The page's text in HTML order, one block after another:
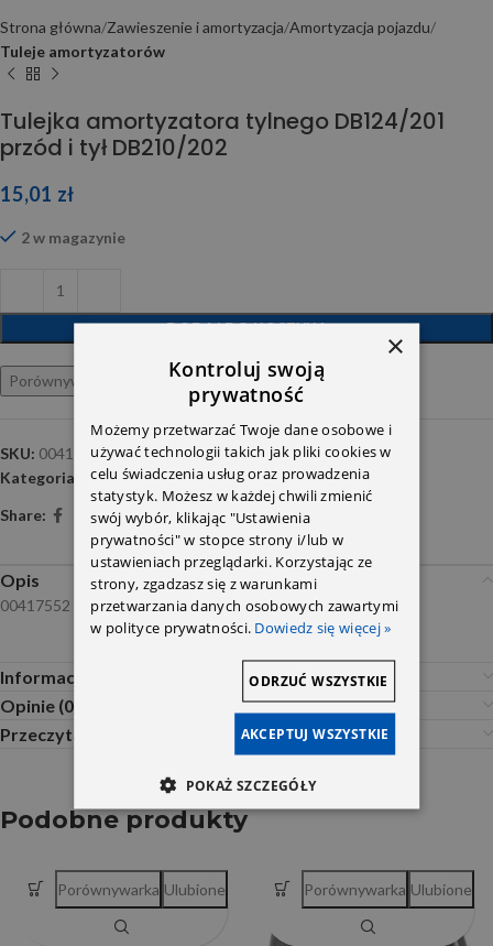
Strona główna Zawieszenie i amortyzacja Amortyzacja pojazdu
Tuleje amortyzatorów
Tulejka amortyzatora tylnego DB124/201
przód i tył DB210/202
15,01 zł
2 w magazynie
DODAJ DO KOSZYKA
Porównywarka Ulubione
SKU: 00417552
Kategoria:
Tuleje amortyzatorów
Share:
Opis
00417552
Informacje dodatkowe
Opinie (0)
Przeczytaj Przed Zakupem
Podobne produkty
Porównywarka Ulubione Porównywarka Ulubione
×
Kontroluj swoją
prywatność
Możemy przetwarzać Twoje dane osobowe i
używać technologii takich jak pliki cookies w
celu świadczenia usług oraz prowadzenia
statystyk. Możesz w każdej chwili zmienić
swój wybór, klikając "Ustawienia
prywatności" w stopce strony i/lub w
ustawieniach przeglądarki. Korzystając ze
strony, zgadzasz się z warunkami
przetwarzania danych osobowych zawartymi
w polityce prywatności. Dowiedz się więcej »
AKCEPTUJ WSZYSTKIE
ODRZUĆ WSZYSTKIE
POKAŻ SZCZEGÓŁY